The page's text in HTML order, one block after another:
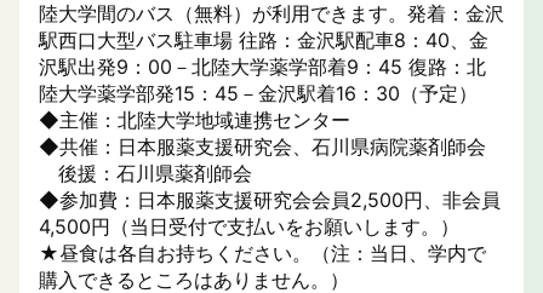
陸大学間のバス（無料）が利用できます。発着：金沢
駅西口大型バス駐車場 往路：金沢駅配車8：40、金
沢駅出発9：00－北陸大学薬学部着9：45 復路：北
陸大学薬学部発15：45－金沢駅着16：30（予定）
◆主催：北陸大学地域連携センター
◆共催：日本服薬支援研究会、石川県病院薬剤師会
後援：石川県薬剤師会
◆参加費：日本服薬支援研究会会員2,500円、非会員
4,500円（当日受付で支払いをお願いします。）
★昼食は各自お持ちください。（注：当日、学内で
購入できるところはありません。）